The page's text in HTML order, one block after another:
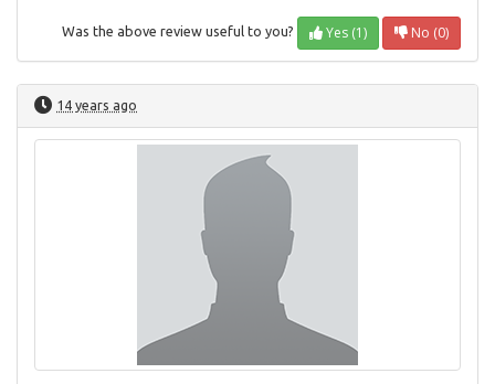
Was the above review useful to you? Yes (1) No (0)
14 years ago